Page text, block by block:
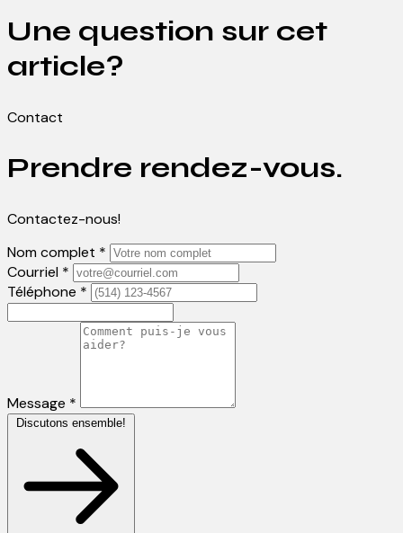
Une question sur cet
article?
Contact
Prendre rendez-vous.
Contactez-nous!
Nom complet *
Courriel *
Téléphone *
Message *
Discutons ensemble!